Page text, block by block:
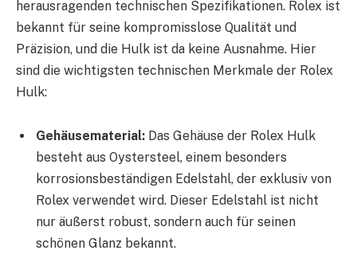
herausragenden technischen Spezifikationen. Rolex ist
bekannt für seine kompromisslose Qualität und
Präzision, und die Hulk ist da keine Ausnahme. Hier
sind die wichtigsten technischen Merkmale der Rolex
Hulk:
Gehäusematerial: Das Gehäuse der Rolex Hulk
besteht aus Oystersteel, einem besonders
korrosionsbeständigen Edelstahl, der exklusiv von
Rolex verwendet wird. Dieser Edelstahl ist nicht
nur äußerst robust, sondern auch für seinen
schönen Glanz bekannt.